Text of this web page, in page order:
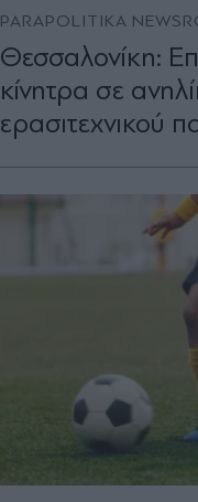
PARAPOLITIKA
Θεσσαλονίκη:
κίνητρα σε
ερασιτεχνικού